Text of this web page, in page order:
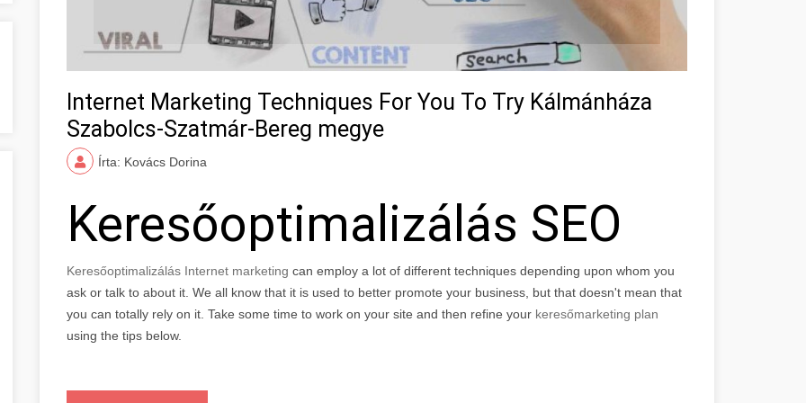
Internet Marketing Techniques For You To Try Kálmánháza
Szabolcs-Szatmár-Bereg megye
Írta: Kovács Dorina
Keresőoptimalizálás SEO
Keresőoptimalizálás Internet marketing can employ a lot of different techniques depending upon whom you
ask or talk to about it. We all know that it is used to better promote your business, but that doesn't mean that
you can totally rely on it. Take some time to work on your site and then refine your keresőmarketing plan
using the tips below.